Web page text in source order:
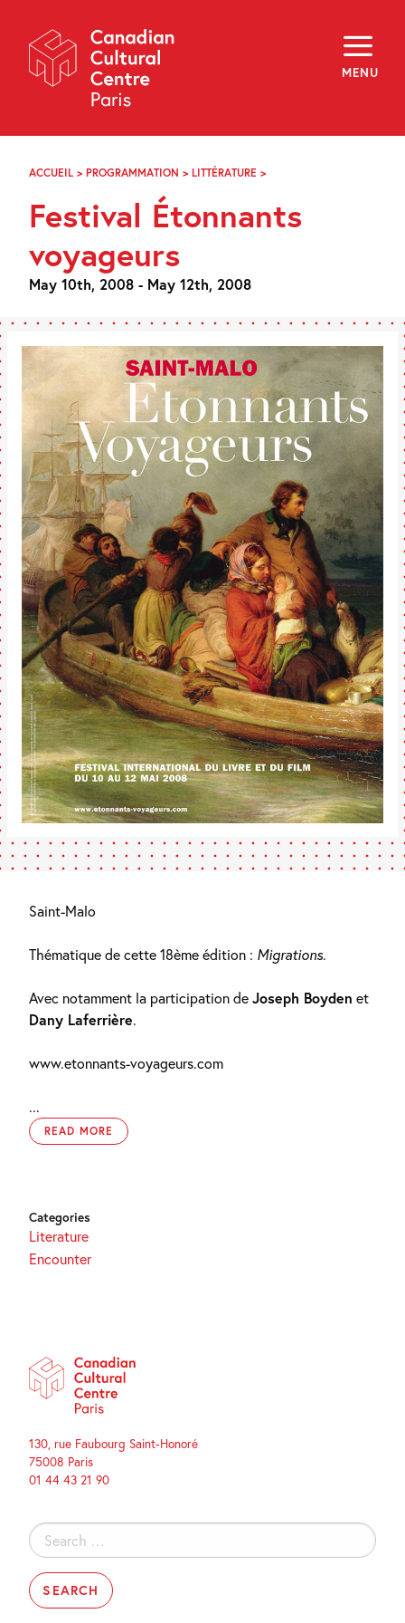
Navigation
MENU
About
Programming
Off-Site
Explore
Archives
f i y
ACCUEIL > PROGRAMMATION > LITTÉRATURE >
VOYAGEURS
Festival Étonnants
voyageurs
May 10th, 2008 - May 12th, 2008
Saint-Malo
Thématique de cette 18ème édition : Migrations.
Avec notamment la participation deJoseph Boyden et
Dany Laferrière.
www.etonnants-voyageurs.com
...
READ MORE
Categories
Literature
Encounter
130, rue Faubourg Saint-Honoré
75008 Paris
01 44 43 21 90
Search
for: